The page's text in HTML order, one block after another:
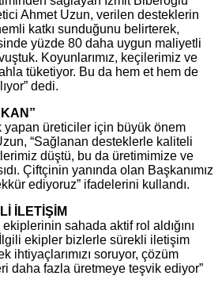
Ahmet Uzun, verilen desteklerin
katkı sunduğunu belirterek,
yüzde 80 daha uygun maliyetli
Koyunlarımız, keçilerimiz ve
tüketiyor. Bu da hem et hem de
dedi.
yapan üreticiler için büyük önem
“Sağlanan desteklerle kaliteli
düştü, bu da üretimimize ve
Çiftçinin yanında olan Başkanımız
ediyoruz” ifadelerini kullandı.
İLETİŞİM
sahada aktif rol aldığını
ekipler bizlerle sürekli iletişim
ihtiyaçlarımızı soruyor, çözüm
daha fazla üretmeye teşvik ediyor”